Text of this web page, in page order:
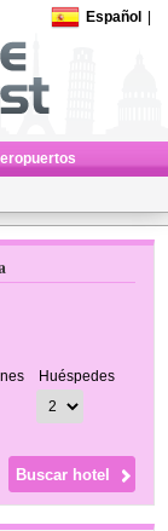
Español
Huéspedes